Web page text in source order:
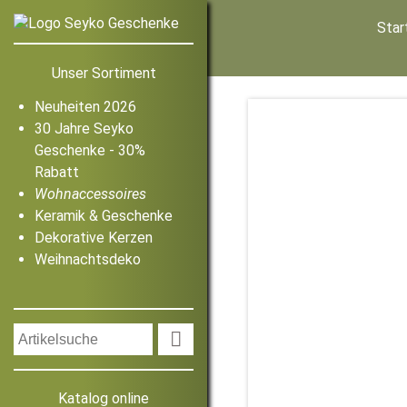
Unser Sortiment
Neuheiten 2026
30 Jahre Seyko
Geschenke - 30%
Rabatt
Wohnaccessoires
Keramik & Geschenke
Dekorative Kerzen
Weihnachtsdeko

Katalog online